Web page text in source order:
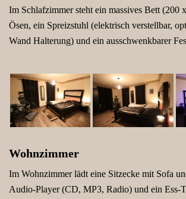
Im Schlafzimmer steht ein massives Bett (200
Ösen, ein Spreizstuhl (elektrisch verstellbar,
Wand Halterung) und ein ausschwenkbarer
Wohnzimmer
Im Wohnzimmer lädt eine Sitzecke mit Sofa
Audio-Player (CD, MP3, Radio) und ein Ess-